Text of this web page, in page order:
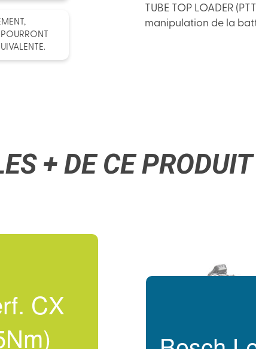
TUBE TOP LOADER
manipulation de la
+ DE CE PRODUIT
CX